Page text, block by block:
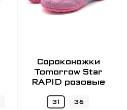
Сороконожки
Tomorrow Star
RAPID розовые
31 36